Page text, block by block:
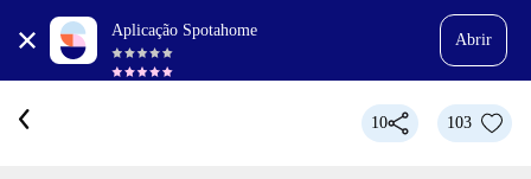
Aplicação Spotahome
Abrir
10 103